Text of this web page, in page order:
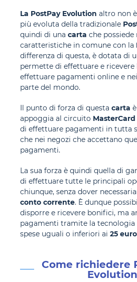
La PostPay Evolution altro non
più evoluta della tradizionale
quindi di una carta che
caratteristiche in comune con la
differenza di questa, è dotata di
permette di effettuare e
effettuare pagamenti online e
parte del mondo.
Il punto di forza di questa carta
appoggia al circuito MasterCard
di effettuare pagamenti in tutta
che nei negozi che accettano
pagamenti.
La sua forza è quindi quella di
di effettuare tutte le principali
chiunque, senza dover
conto corrente. È dunque
disporre e ricevere bonifici, ma
pagamenti tramite la tecnologia
spese uguali o inferiori ai 25 euro
Come richiedere
Evolution